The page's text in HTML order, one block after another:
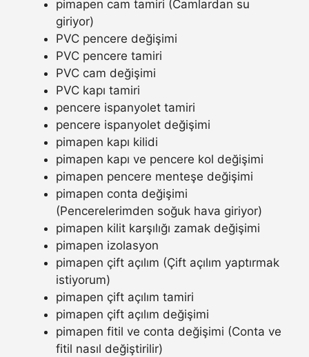
pimapen cam tamiri (Camlardan su
giriyor)
PVC pencere değişimi
PVC pencere tamiri
PVC cam değişimi
PVC kapı tamiri
pencere ispanyolet tamiri
pencere ispanyolet değişimi
pimapen kapı kilidi
pimapen kapı ve pencere kol değişimi
pimapen pencere menteşe değişimi
pimapen conta değişimi
(Pencerelerimden soğuk hava giriyor)
pimapen kilit karşılığı zamak değişimi
pimapen izolasyon
pimapen çift açılım (Çift açılım yaptırmak
istiyorum)
pimapen çift açılım tamiri
pimapen çift açılım değişimi
pimapen fitil ve conta değişimi (Conta ve
fitil nasıl değiştirilir)